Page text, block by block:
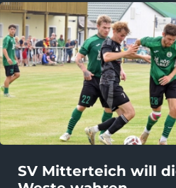
SV Mitterteich will